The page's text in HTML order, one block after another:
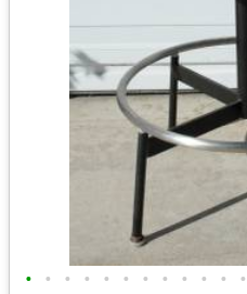
• • • • • • • • • • • •